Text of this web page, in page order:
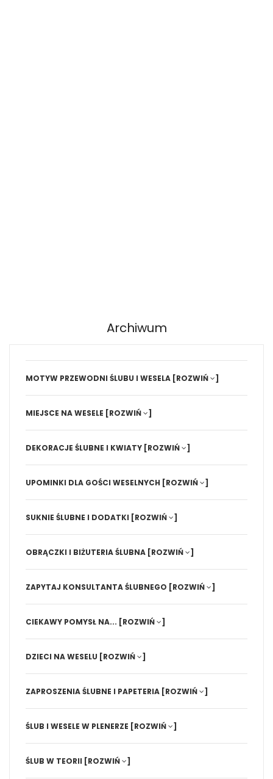
Archiwum
MOTYW PRZEWODNI ŚLUBU I WESELA [ROZWIŃ ]
MIEJSCE NA WESELE [ROZWIŃ ]
DEKORACJE ŚLUBNE I KWIATY [ROZWIŃ ]
UPOMINKI DLA GOŚCI WESELNYCH [ROZWIŃ ]
SUKNIE ŚLUBNE I DODATKI [ROZWIŃ ]
OBRĄCZKI I BIŻUTERIA ŚLUBNA [ROZWIŃ ]
ZAPYTAJ KONSULTANTA ŚLUBNEGO [ROZWIŃ ]
CIEKAWY POMYSŁ NA... [ROZWIŃ ]
DZIECI NA WESELU [ROZWIŃ ]
ZAPROSZENIA ŚLUBNE I PAPETERIA [ROZWIŃ ]
ŚLUB I WESELE W PLENERZE [ROZWIŃ ]
ŚLUB W TEORII [ROZWIŃ ]